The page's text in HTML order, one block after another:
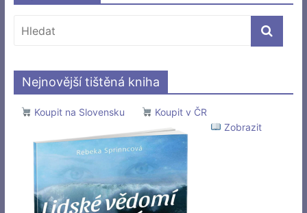
Nejnovější tištěná kniha
Koupit na Slovensku
Koupit v ČR
Zobrazit